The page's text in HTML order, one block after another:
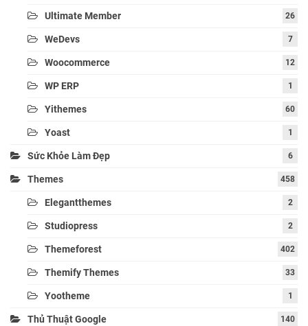
Ultimate Member 26
WeDevs 7
Woocommerce 12
WP ERP 1
Yithemes 60
Yoast 1
Sức Khỏe Làm Đẹp 6
Themes 458
Elegantthemes 2
Studiopress 2
Themeforest 402
Themify Themes 33
Yootheme 1
Thủ Thuật Google 140